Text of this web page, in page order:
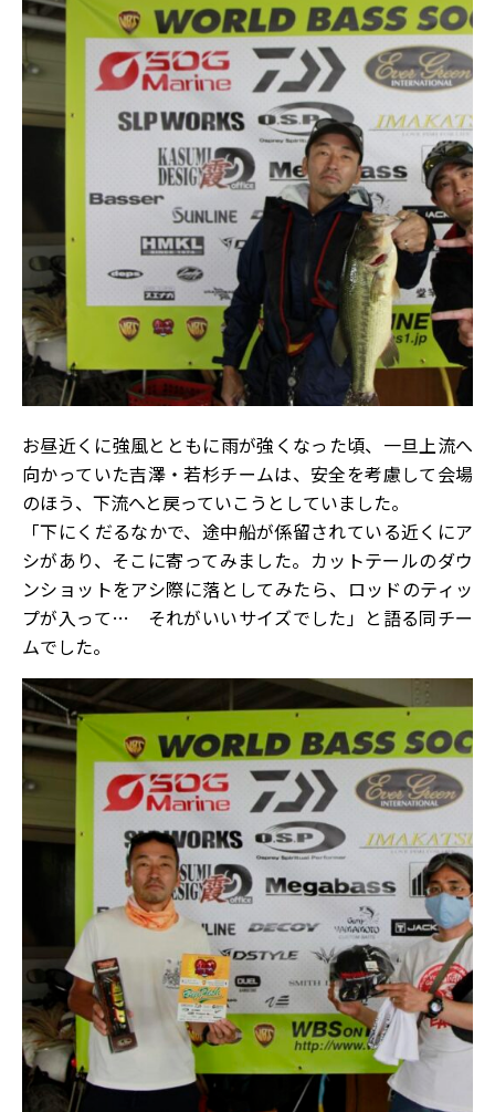
お昼近くに強風とともに雨が強くなった頃、一旦上流へ
向かっていた吉澤・若杉チームは、安全を考慮して会場
のほう、下流へと戻っていこうとしていました。
「下にくだるなかで、途中船が係留されている近くにア
シがあり、そこに寄ってみました。カットテールのダウ
ンショットをアシ際に落としてみたら、ロッドのティッ
プが入って… それがいいサイズでした」と語る同チー
ムでした。